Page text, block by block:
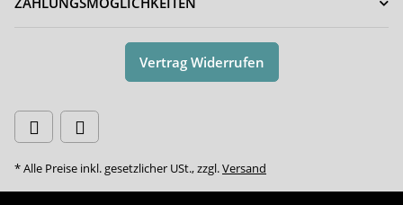
Vertrag Widerrufen
* Alle Preise inkl. gesetzlicher USt., zzgl.Versand